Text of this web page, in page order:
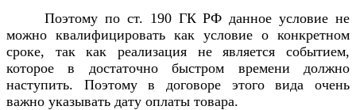
Поэтому по ст. 190 ГК РФ данное условие не
можно квалифицировать как условие о конкретном
сроке, так как реализация не является событием,
которое в достаточно быстром времени должно
наступить. Поэтому в договоре этого вида очень
важно указывать дату оплаты товара.